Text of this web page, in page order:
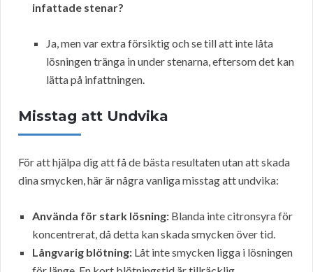
infattade stenar?
Ja, men var extra försiktig och se till att inte låta
lösningen tränga in under stenarna, eftersom det kan
lätta på infattningen.
Misstag att Undvika
För att hjälpa dig att få de bästa resultaten utan att skada
dina smycken, här är några vanliga misstag att undvika:
Använda för stark lösning: Blanda inte citronsyra för
koncentrerat, då detta kan skada smycken över tid.
Långvarig blötning: Låt inte smycken ligga i lösningen